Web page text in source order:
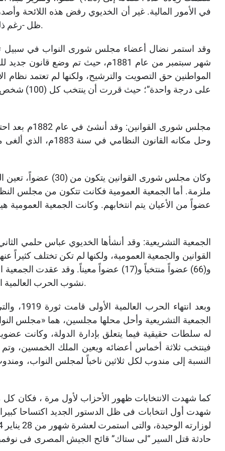
ظل -رغم ذلك- يعقد جلساته حتى انتهاء دور الانعقاد في يونيو 1879م.
وقد استمر نضال أعضاء مجلس شورى النواب في سبيل
شهر سبتمبر من عام 1881م، حيث تم
المواطنين حق التصويت والترشيح، ولكنها لم تعتمد نظام
على درجة
وحل مكانه القانون
عضواً من الأعيان يتم انتخابهم. وكانت الجمعية
القوانين والجمعية العمومية، ولكنها لم تكن تختلف
نشوب الحرب العالمية الأولى كان سبباً في تأجيل اجتماعاتها إلى أجل غير مسمى.
الجمعية التشريعية وأحل محلها مجلسين، هما «مجلس
له سلطات حقيقية فيما يتعلق بإدارة الدولة، وكانت
فينتخب ثلاثة أخماس أعضائه ويعين الملك الخمسين،
النسبة إلى مندوب لكل ثلاثين ناخباً لمجلس النواب،
كما شهدت الانتخابات ظهور الأحزاب لأول مرة ، فكان
شهدت أول انتخابات فى ظل الدستور الجديد اكتساحا